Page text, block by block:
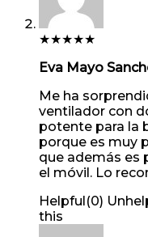
★★★★★
Eva Mayo
Me ha
ventilador con
potente para la
porque es muy
que además es
el móvil. Lo
Helpful(0)
this